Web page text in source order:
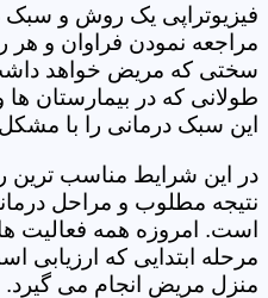
فیزیوتراپی یک روش و سبک
مراجعه نمودن فراوان و هر
سختی که مریض خواهد
طولانی که در بیمارستان ها
این سبک درمانی را با
در این شرایط مناسب ترین
نتیجه مطلوب و مراحل
است. امروزه همه فعالیت
مرحله ابتدایی که ارزیابی
منزل مریض انجام می گیرد.